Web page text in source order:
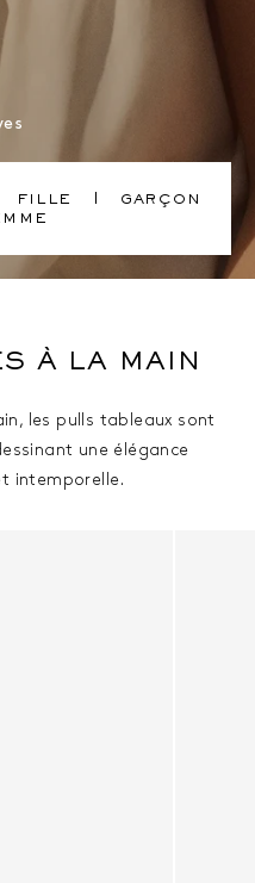
pour bébés et enfants
FILLE
GARÇON
À LA MAIN
les pulls tableaux sont
une élégance
intemporelle.